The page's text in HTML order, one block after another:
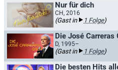
Nur für dich
CH, 2016
(Gast in 1 Folge)
Die José Carreras
D, 1995–
(Gast in 1 Folge)